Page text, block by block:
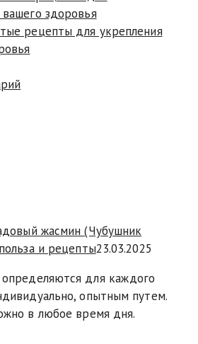
рецепты для укрепления
жасмин (Чубушник
и рецепты23.03.2025
для каждого
опытным путем.
в любое время дня.